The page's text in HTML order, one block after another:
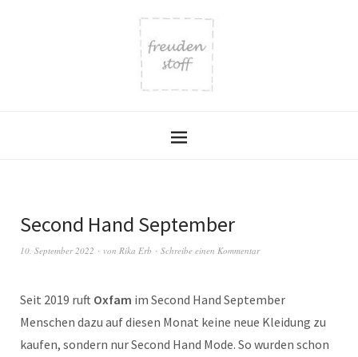
Second Hand September
10. September 2022 von Rika Erb Schreibe einen Kommentar
Seit 2019 ruft Oxfam im Second Hand September
Menschen dazu auf diesen Monat keine neue Kleidung zu
kaufen, sondern nur Second Hand Mode. So wurden schon